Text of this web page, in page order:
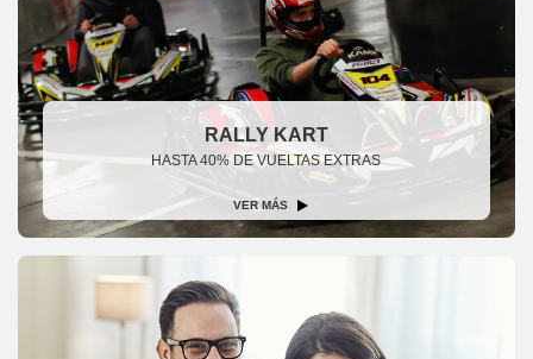
RALLY KART
HASTA 40% DE VUELTAS EXTRAS
VER MÁS